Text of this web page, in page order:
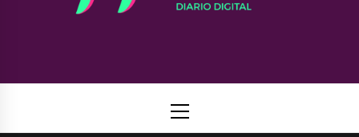
Viral
Menu